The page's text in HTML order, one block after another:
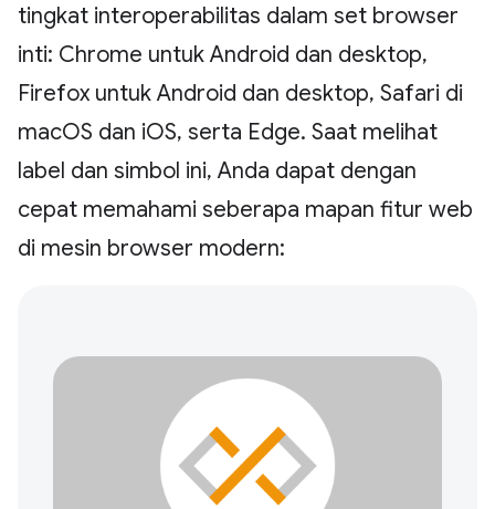
tingkat interoperabilitas dalam set browser
inti: Chrome untuk Android dan desktop,
Firefox untuk Android dan desktop, Safari di
macOS dan iOS, serta Edge. Saat melihat
label dan simbol ini, Anda dapat dengan
cepat memahami seberapa mapan fitur web
di mesin browser modern: